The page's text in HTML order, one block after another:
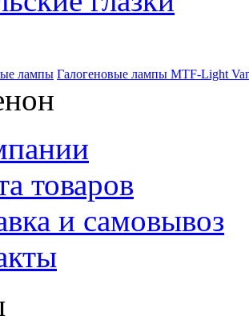
лампы Галогеновые лампы MTF-Light
товаров
и самовывоз